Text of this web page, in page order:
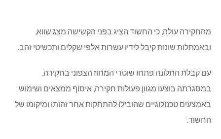
מהחקירה עולה, כי החשוד הציג בפני הקשישה מצג שווא,
ובאמתלות שונות קיבל לידיו עשרות אלפי שקלים ותכשיטי זהב.
עם קבלת התלונה פתחו שוטרי המחוז הצפוני בחקירה,
במסגרתה בוצעו מגוון פעולות חקירה, איסוף ממצאים ושימוש
באמצעים טכנולוגיים שהובילו להתחקות אחר זהותו ומיקומו של
החשוד.